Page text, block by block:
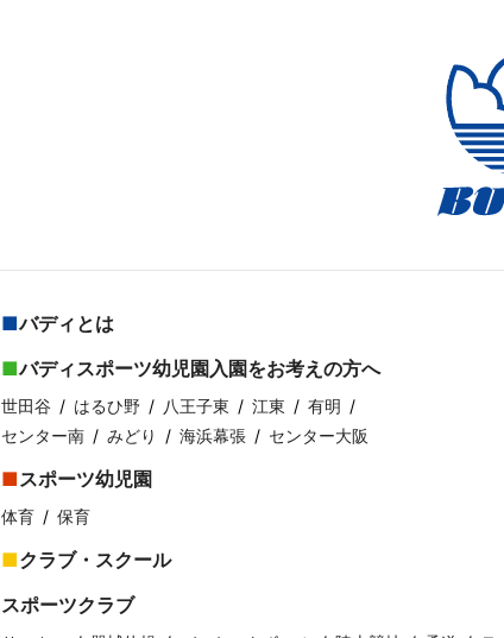
バディとは
バディスポーツ幼児園入園をお考えの方へ
世田谷 はるひ野 八王子東 江東
有明
センター南
みどり 海浜幕張 センター大阪
スポーツ幼児園
体育 保育
クラブ・スクール
スポーツクラブ